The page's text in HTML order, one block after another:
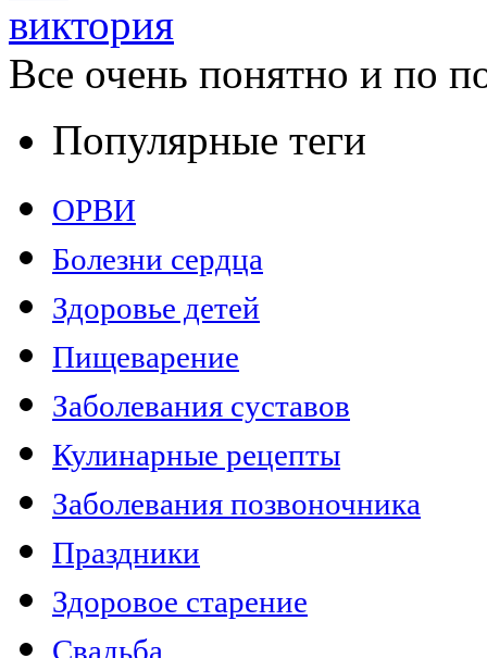
виктория
Все очень понятно и по
Популярные теги
ОРВИ
Болезни сердца
Здоровье детей
Пищеварение
Заболевания суставов
Кулинарные рецепты
Заболевания позвоночника
Праздники
Здоровое старение
Свадьба